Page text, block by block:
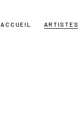
ACCUEIL ARTISTES